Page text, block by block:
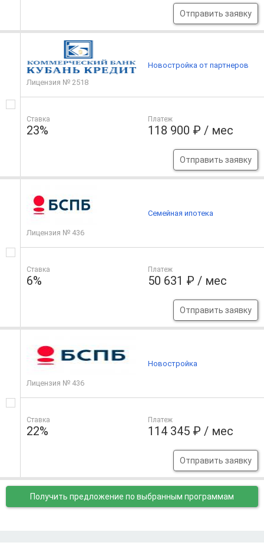
Отправить заявку
Лицензия № 2518
Ставка
23%
Платеж
118 900 ₽ / мес
Отправить заявку
Новостройка от партнеров
Лицензия № 436
Ставка
6%
Платеж
50 631 ₽ / мес
Отправить заявку
Семейная ипотека
Лицензия № 436
Ставка
22%
Платеж
114 345 ₽ / мес
Отправить заявку
Новостройка
Получить предложение по выбранным программам